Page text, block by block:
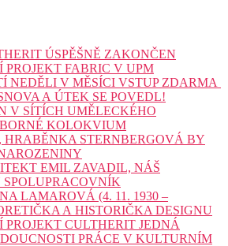
ÚSPĚŠNĚ ZAKONČEN
FABRIC V UPM
NEDĚLI V MĚSÍCI VSTUP ZDARMA
A ÚTEK SE POVEDL!
V SÍTÍCH UMĚLECKÉHO
KOLOKVIUM
HRABĚNKA STERNBERGOVÁ BY
EMIL ZAVADIL, NÁŠ
LAMAROVÁ (4. 11. 1930 –
A HISTORIČKA DESIGNU
CULTHERIT JEDNÁ
PRÁCE V KULTURNÍM